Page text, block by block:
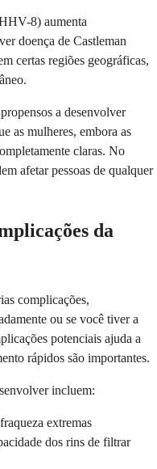
8) aumenta
doença de Castleman
certas regiões geográficas,
a desenvolver
as mulheres, embora as
claras. No
afetar pessoas de qualquer
da
complicações,
ou se você tiver a
potenciais ajuda a
rápidos são importantes.
incluem:
extremas
dos rins de filtrar